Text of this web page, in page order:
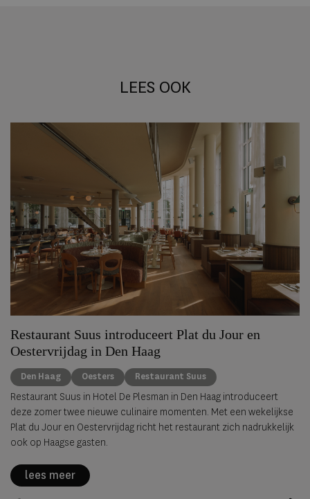
LEES OOK
Restaurant Suus introduceert Plat du Jour en
Oestervrijdag in Den Haag
Den Haag Oesters Restaurant Suus
Restaurant Suus in Hotel De Plesman in Den Haag introduceert
deze zomer twee nieuwe culinaire momenten. Met een wekelijkse
Plat du Jour en Oestervrijdag richt het restaurant zich nadrukkelijk
ook op Haagse gasten.
lees meer